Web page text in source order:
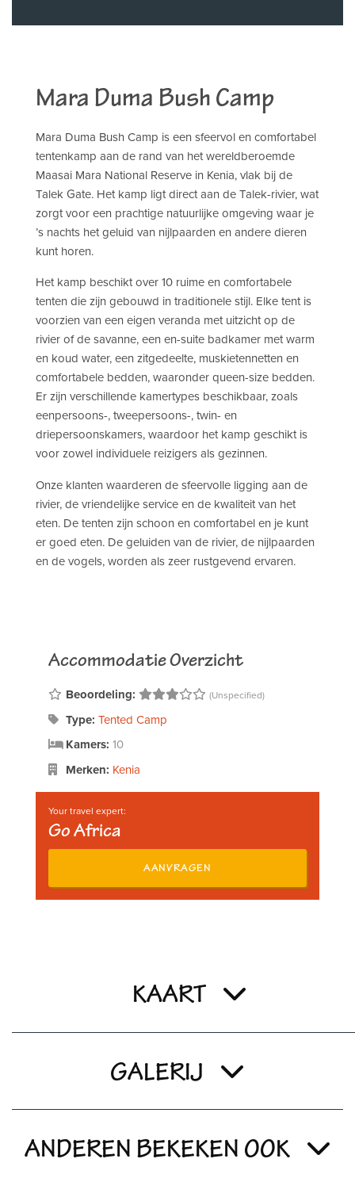
Mara Duma Bush Camp
Mara Duma Bush Camp is een sfeervol en comfortabel
tentenkamp aan de rand van het wereldberoemde
Maasai Mara National Reserve in Kenia, vlak bij de
Talek Gate. Het kamp ligt direct aan de Talek-rivier, wat
zorgt voor een prachtige natuurlijke omgeving waar je
’s nachts het geluid van nijlpaarden en andere dieren
kunt horen.
Het kamp beschikt over 10 ruime en comfortabele
tenten die zijn gebouwd in traditionele stijl. Elke tent is
voorzien van een eigen veranda met uitzicht op de
rivier of de savanne, een en-suite badkamer met warm
en koud water, een zitgedeelte, muskietennetten en
comfortabele bedden, waaronder queen-size bedden.
Er zijn verschillende kamertypes beschikbaar, zoals
eenpersoons-, tweepersoons-, twin- en
driepersoonskamers, waardoor het kamp geschikt is
voor zowel individuele reizigers als gezinnen.
Onze klanten waarderen de sfeervolle ligging aan de
rivier, de vriendelijke service en de kwaliteit van het
eten. De tenten zijn schoon en comfortabel en je kunt
er goed eten. De geluiden van de rivier, de nijlpaarden
en de vogels, worden als zeer rustgevend ervaren.
Accommodatie Overzicht
Beoordeling: (Unspecified)
Type: Tented Camp
Kamers: 10
Merken: Kenia
Your travel expert:
Go Africa
AANVRAGEN
KAART
GALERIJ
ANDEREN BEKEKEN OOK